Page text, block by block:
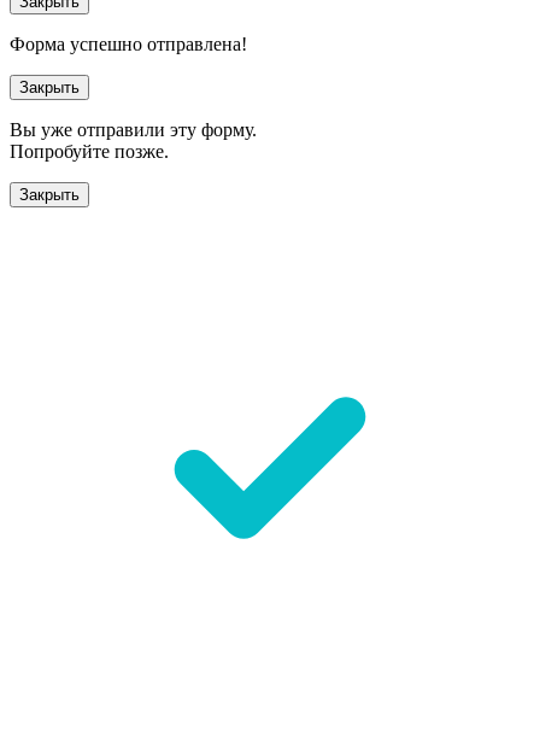
Форма успешно отправлена!
Закрыть
Вы уже отправили эту форму.
Попробуйте позже.
Закрыть